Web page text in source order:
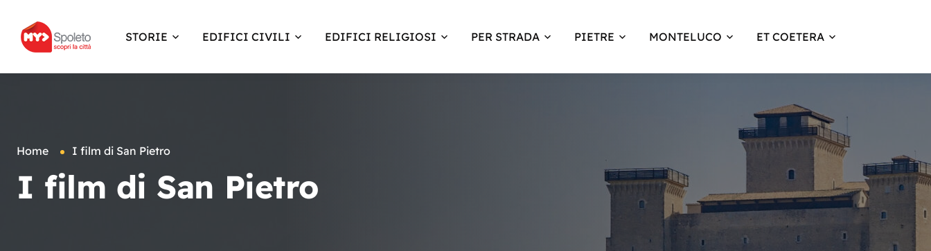
STORIE EDIFICI CIVILI EDIFICI RELIGIOSI PER STRADA PIETRE MONTELUCO ET COETERA
Home I film di San Pietro
I film di San Pietro